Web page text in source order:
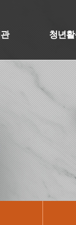
청년